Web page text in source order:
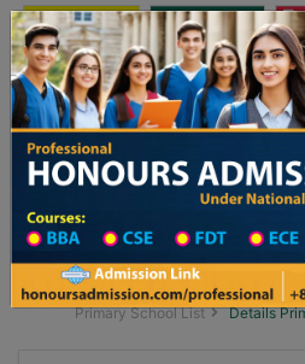
Toggle navigation
Updates
২৬ শিক্ষাবর্ষের ১ম বর্ষের ভর্তি আবেদন বিজ্ঞপ্তি
Primary School District Wise
Primary School List
Details